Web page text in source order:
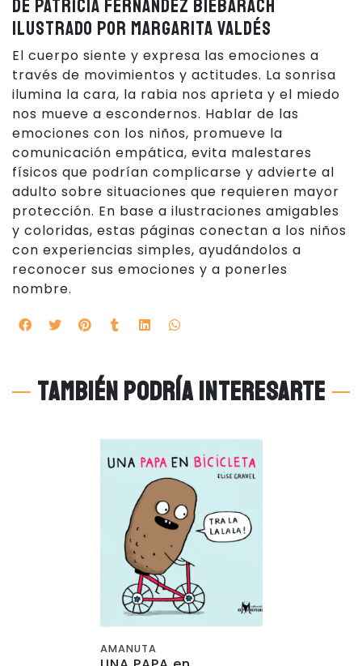
DE PATRICIA FERNÁNDEZ BIEBARACH
ILUSTRADO POR MARGARITA VALDÉS
El cuerpo siente y expresa las emociones a
través de movimientos y actitudes. La sonrisa
ilumina la cara, la rabia nos aprieta y el miedo
nos mueve a escondernos. Hablar de las
emociones con los niños, promueve la
comunicación empática, evita malestares
físicos que podrían complicarse y advierte al
adulto sobre situaciones que requieren mayor
protección. En base a ilustraciones amigables
y coloridas, estas páginas conectan a los niños
con experiencias simples, ayudándolos a
reconocer sus emociones y a ponerles
nombre.
También podría interesarte
AMANUTA